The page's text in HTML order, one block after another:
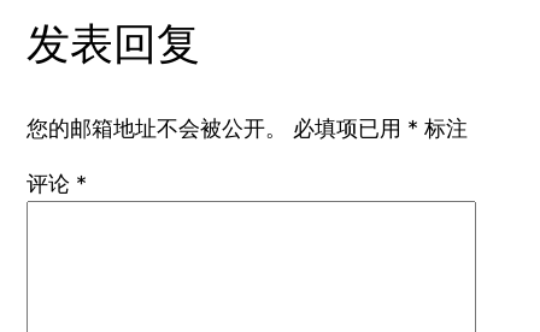
发表回复
您的邮箱地址不会被公开。 必填项已用 * 标注
评论 *